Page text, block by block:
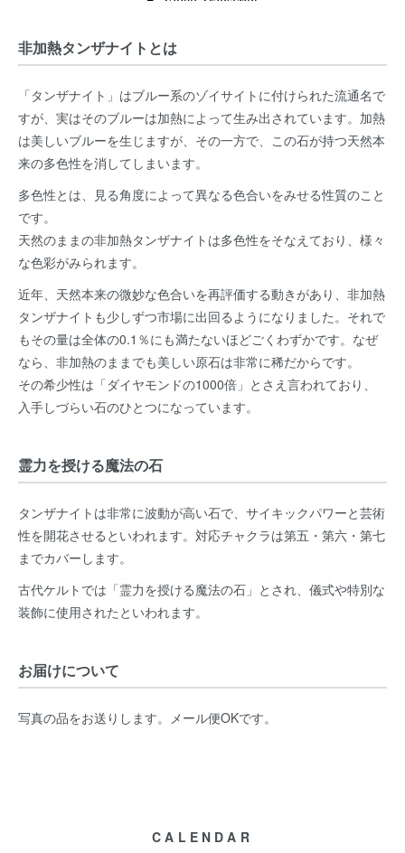
非加熱タンザナイトとは
「タンザナイト」はブルー系のゾイサイトに付けられた流通名で
すが、実はそのブルーは加熱によって生み出されています。加熱
は美しいブルーを生じますが、その一方で、この石が持つ天然本
来の多色性を消してしまいます。
多色性とは、見る角度によって異なる色合いをみせる性質のこと
です。
天然のままの非加熱タンザナイトは多色性をそなえており、様々
な色彩がみられます。
近年、天然本来の微妙な色合いを再評価する動きがあり、非加熱
タンザナイトも少しずつ市場に出回るようになりました。それで
もその量は全体の0.1％にも満たないほどごくわずかです。なぜ
なら、非加熱のままでも美しい原石は非常に稀だからです。
その希少性は「ダイヤモンドの1000倍」とさえ言われており、
入手しづらい石のひとつになっています。
霊力を授ける魔法の石
タンザナイトは非常に波動が高い石で、サイキックパワーと芸術
性を開花させるといわれます。対応チャクラは第五・第六・第七
までカバーします。
古代ケルトでは「霊力を授ける魔法の石」とされ、儀式や特別な
装飾に使用されたといわれます。
お届けについて
写真の品をお送りします。メール便OKです。
CALENDAR